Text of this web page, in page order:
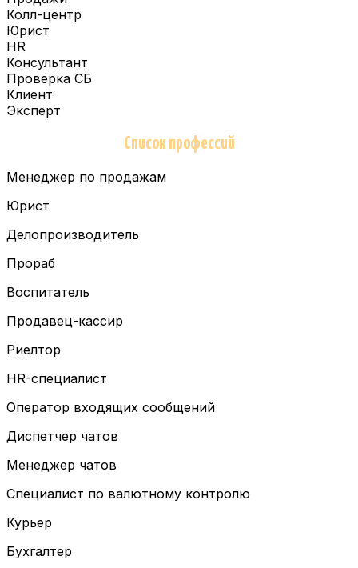
Колл-центр
Юрист
HR
Консультант
Проверка СБ
Клиент
Эксперт
Список профессий
Менеджер по продажам
Юрист
Делопроизводитель
Прораб
Воспитатель
Продавец-кассир
Риелтор
HR-специалист
Оператор входящих сообщений
Диспетчер чатов
Менеджер чатов
Специалист по валютному контролю
Курьер
Бухгалтер